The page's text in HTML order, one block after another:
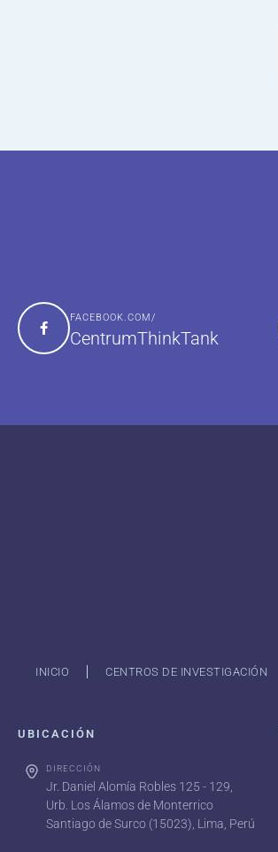
FACEBOOK.COM/
CentrumThinkTank
INICIO CENTROS DE INVESTIGACIÓN
UBICACIÓN
DIRECCIÓN
Jr. Daniel Alomía Robles 125 - 129,
Urb. Los Álamos de Monterrico
Santiago de Surco (15023), Lima, Perú